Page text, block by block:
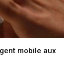
mobile aux